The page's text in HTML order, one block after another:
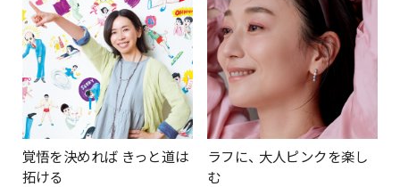
覚悟を決めれば きっと道は
拓ける
ラフに、 大人ピンクを楽し
む